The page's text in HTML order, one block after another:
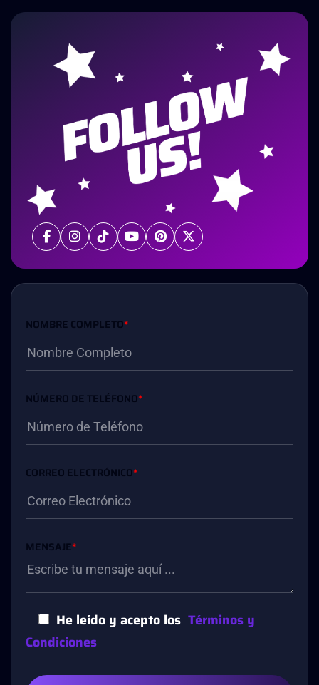
NOMBRE COMPLETO*
NÚMERO DE TELÉFONO*
CORREO ELECTRÓNICO*
MENSAJE*
He leído y acepto los Términos y
Condiciones